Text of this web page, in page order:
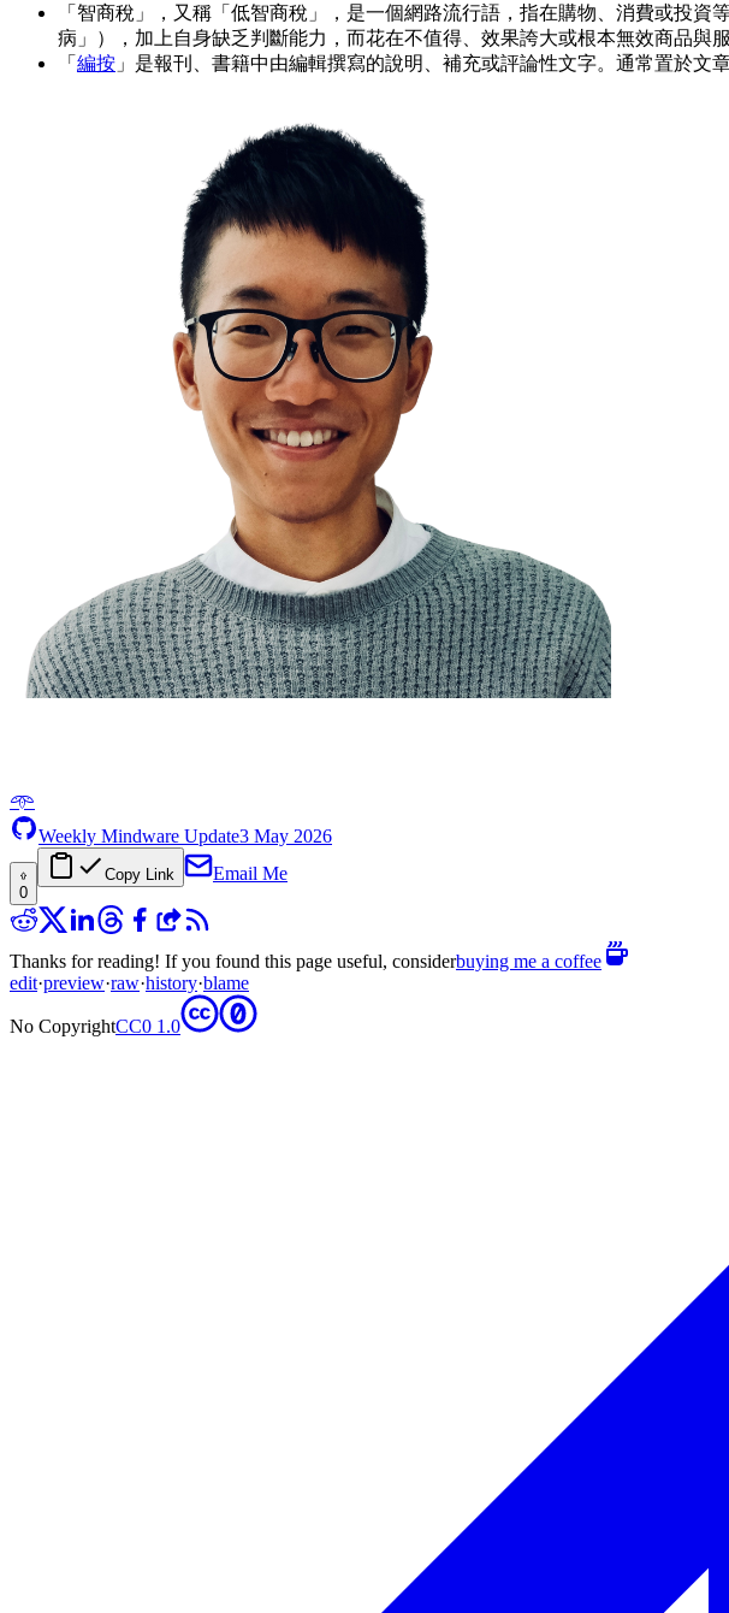
「智商稅」，又稱「低智商稅」，是一個網路流行語，指在購物、消費或投
病」），加上自身缺乏判斷能力，而花在不值得、效果誇大或根本無效商品與
「 編按 」是報刊、書籍中由編輯撰寫的說明、補充或評論性文字。通常置於
𖥸
Weekly Mindware Update3 May 2026
0
Copy Link Email Me
Thanks for reading! If you found this page useful, considerbuying me a coffee
edit·preview·raw·history·blame
No CopyrightCC0 1.0